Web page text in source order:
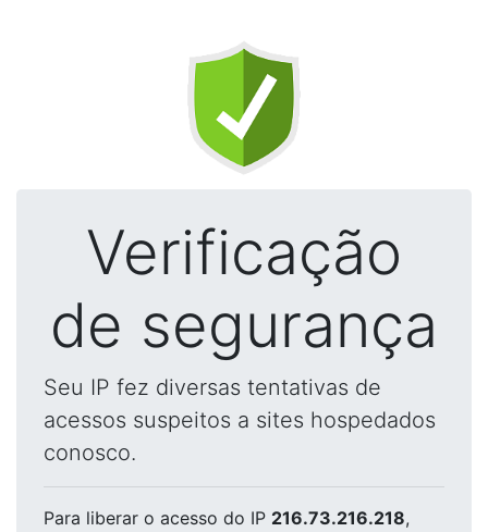
Verificação
de segurança
Seu IP fez diversas tentativas de
acessos suspeitos a sites hospedados
conosco.
Para liberar o acesso do IP 216.73.216.218,